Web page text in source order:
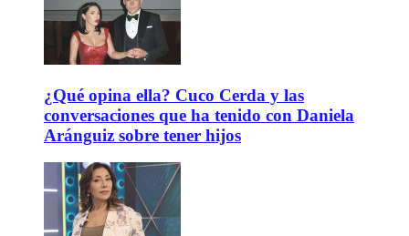
¿Qué opina ella? Cuco Cerda y las
conversaciones que ha tenido con Daniela
Aránguiz sobre tener hijos